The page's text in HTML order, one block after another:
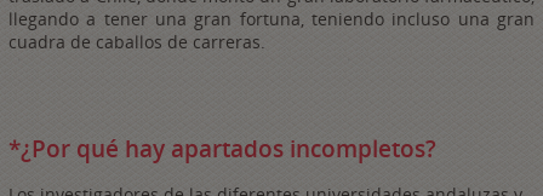
llegando a tener una gran fortuna, teniendo incluso una gran
cuadra de caballos de carreras.
*¿Por qué hay apartados incompletos?